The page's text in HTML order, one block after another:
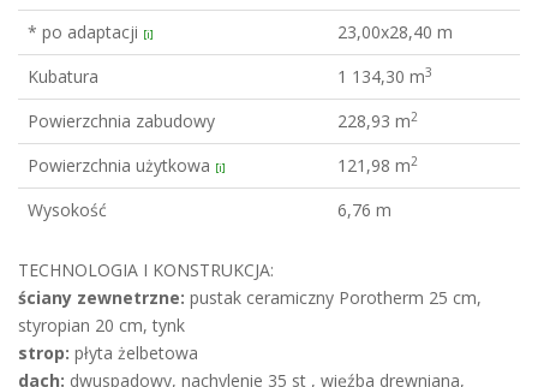
* po adaptacji [i]
23,00x28,40 m
Kubatura
1 134,30 m3
Powierzchnia zabudowy 228,93 m2
Powierzchnia użytkowa [i] 121,98 m2
Wysokość 6,76 m
TECHNOLOGIA I KONSTRUKCJA:
ściany zewnetrzne: pustak ceramiczny Porotherm 25 cm,
styropian 20 cm, tynk
strop: płyta żelbetowa
dach: dwuspadowy, nachylenie 35 st , więźba drewniana,